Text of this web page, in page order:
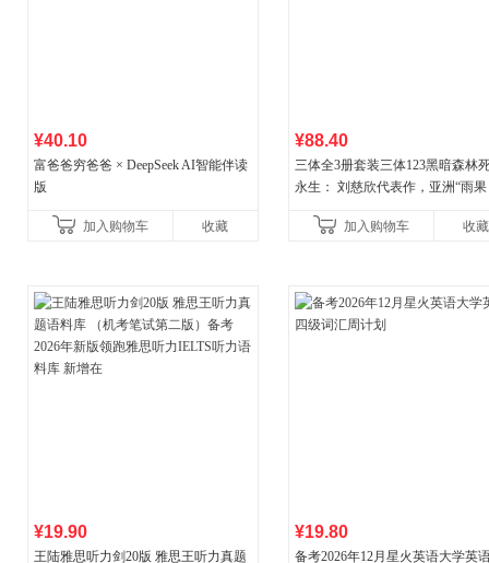
¥40.10
富爸爸穷爸爸 × DeepSeek AI智能伴读
版
加入购物车 收藏
¥88.40
三体全3册套装三体123黑暗森林
永生： 刘慈欣代表作，亚洲“雨果
小说代表作加入购物车 收藏
¥19.90
王陆雅思听力剑20版 雅思王听力真题
¥19.80
备考2026年12月星火英语大学英